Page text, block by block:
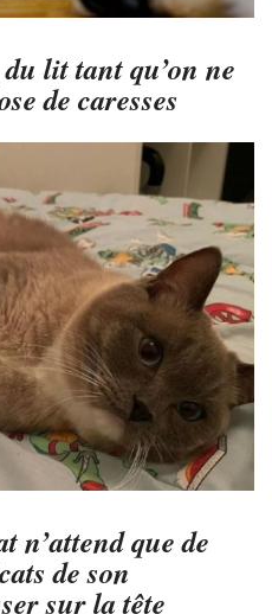
lit tant qu’on ne
de caresses
n’attend que de
de son
sur la tête